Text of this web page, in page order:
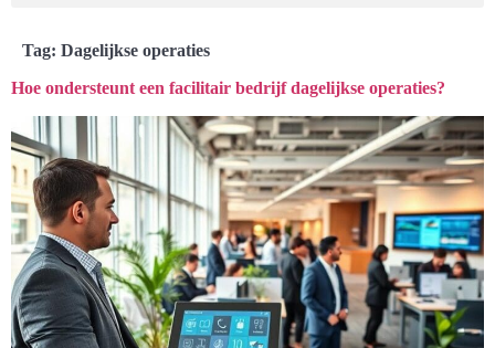
Tag: Dagelijkse operaties
Hoe ondersteunt een facilitair bedrijf dagelijkse operaties?